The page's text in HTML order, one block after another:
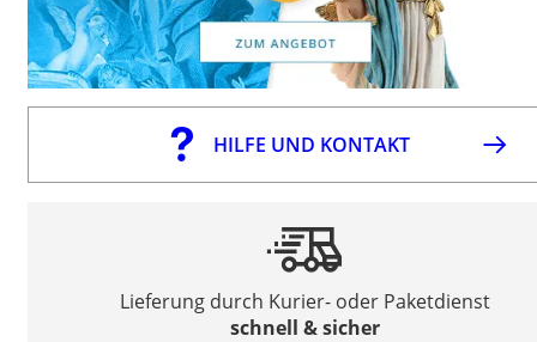
HILFE UND KONTAKT
Lieferung durch Kurier- oder Paketdienst
schnell & sicher